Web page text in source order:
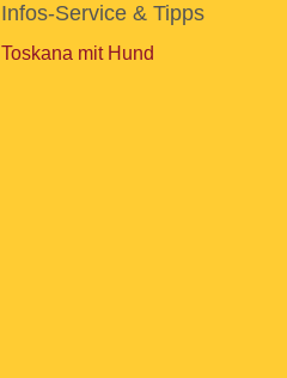
Infos-Service & Tipps
Toskana mit Hund